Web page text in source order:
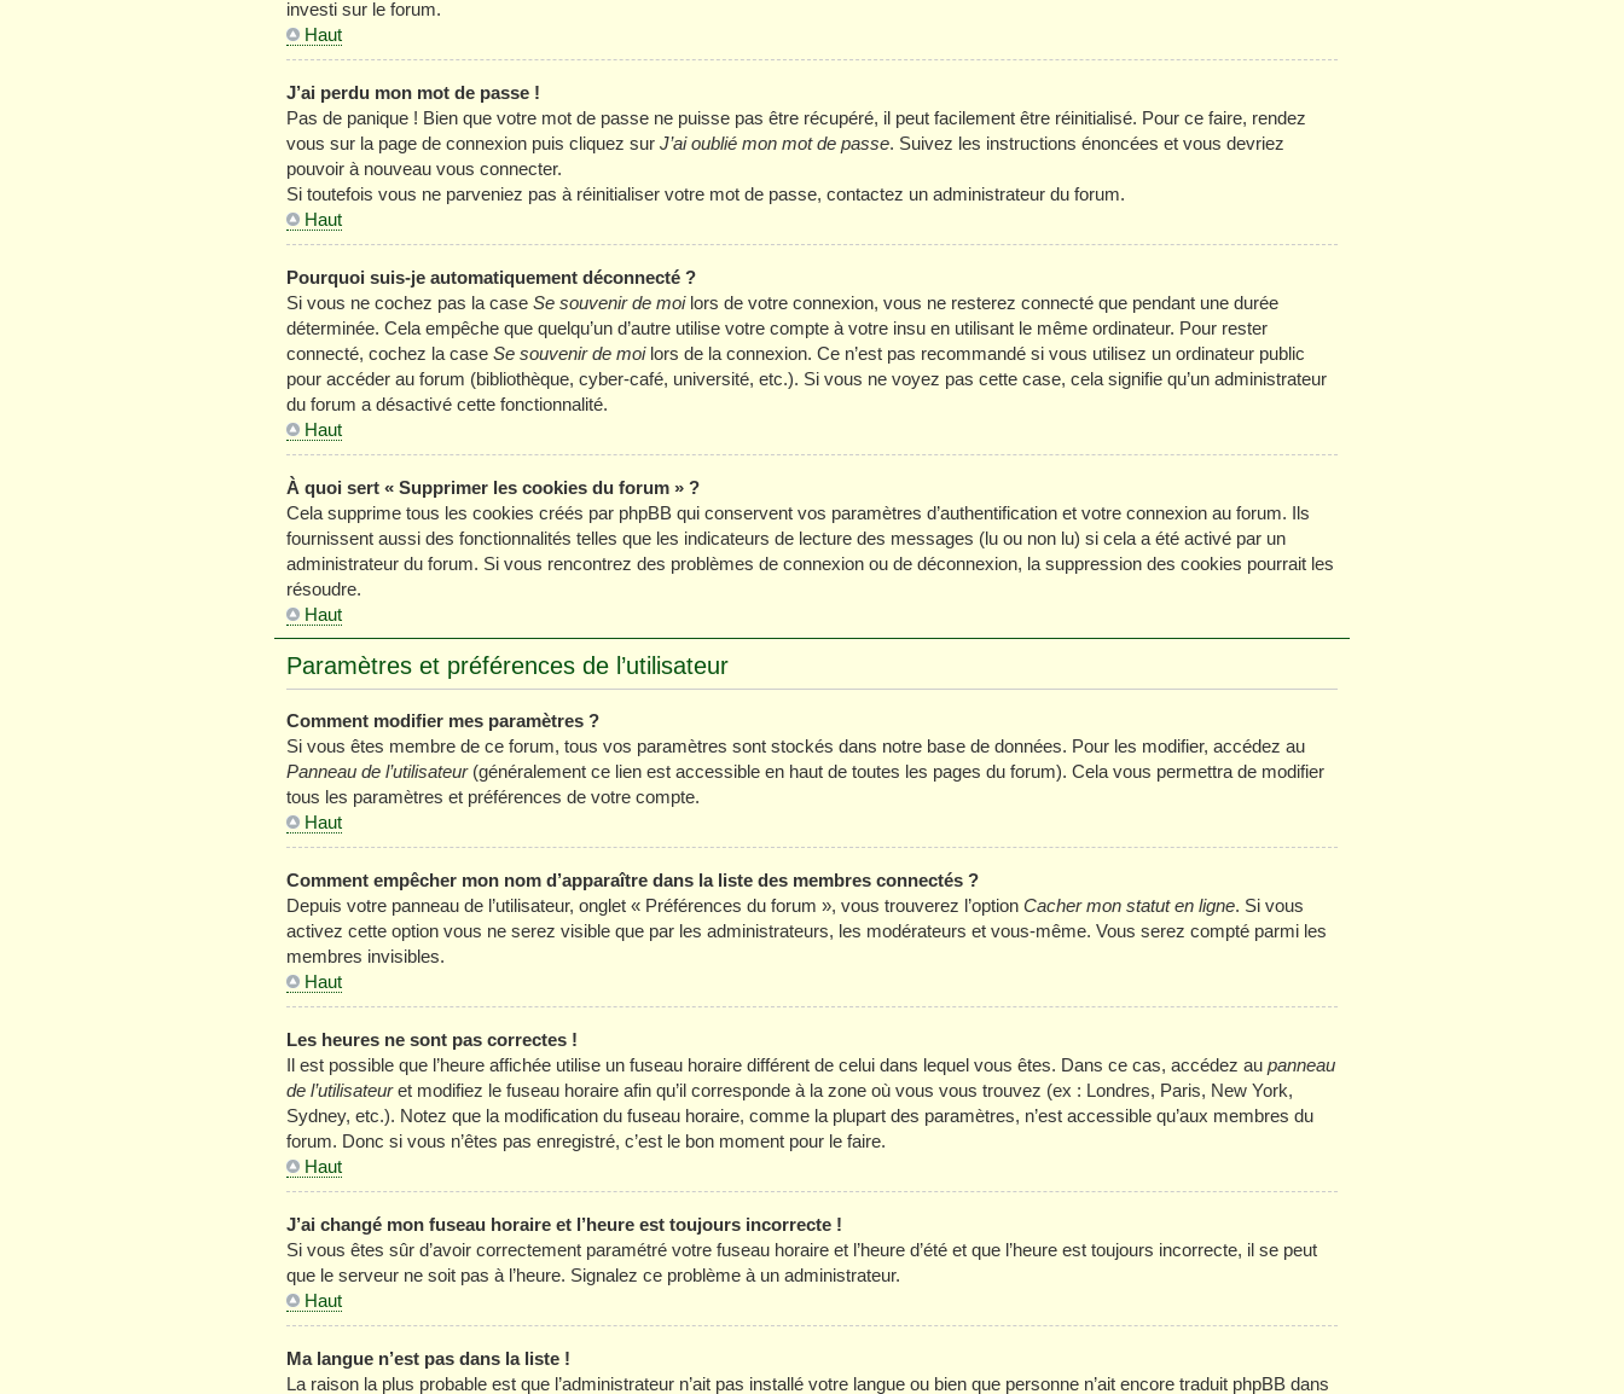
investi sur le forum.
Haut
J’ai perdu mon mot de passe !
Pas de panique ! Bien que votre mot de passe ne puisse pas être récupéré, il peut facilement être réinitialisé. Pour ce faire, rendez
vous sur la page de connexion puis cliquez sur J’ai oublié mon mot de passe. Suivez les instructions énoncées et vous devriez
pouvoir à nouveau vous connecter.
Si toutefois vous ne parveniez pas à réinitialiser votre mot de passe, contactez un administrateur du forum.
Haut
Pourquoi suis-je automatiquement déconnecté ?
Si vous ne cochez pas la case Se souvenir de moilors de votre connexion, vous ne resterez connecté que pendant une durée
déterminée. Cela empêche que quelqu’un d’autre utilise votre compte à votre insu en utilisant le même ordinateur. Pour rester
connecté, cochez la case Se souvenir de moilors de la connexion. Ce n’est pas recommandé si vous utilisez un ordinateur public
pour accéder au forum (bibliothèque, cyber-café, université, etc.). Si vous ne voyez pas cette case, cela signifie qu’un administrateur
du forum a désactivé cette fonctionnalité.
Haut
À quoi sert « Supprimer les cookies du forum » ?
Cela supprime tous les cookies créés par phpBB qui conservent vos paramètres d’authentification et votre connexion au forum. Ils
fournissent aussi des fonctionnalités telles que les indicateurs de lecture des messages (lu ou non lu) si cela a été activé par un
administrateur du forum. Si vous rencontrez des problèmes de connexion ou de déconnexion, la suppression des cookies pourrait les
résoudre.
Haut
Paramètres et préférences de l’utilisateur
Comment modifier mes paramètres ?
Si vous êtes membre de ce forum, tous vos paramètres sont stockés dans notre base de données. Pour les modifier, accédez au
Panneau de l’utilisateur(généralement ce lien est accessible en haut de toutes les pages du forum). Cela vous permettra de modifier
tous les paramètres et préférences de votre compte.
Haut
Comment empêcher mon nom d’apparaître dans la liste des membres connectés ?
Depuis votre panneau de l’utilisateur, onglet « Préférences du forum », vous trouverez l’option Cacher mon statut en ligne. Si vous
activez cette option vous ne serez visible que par les administrateurs, les modérateurs et vous-même. Vous serez compté parmi les
membres invisibles.
Haut
Les heures ne sont pas correctes !
Il est possible que l’heure affichée utilise un fuseau horaire différent de celui dans lequel vous êtes. Dans ce cas, accédez au panneau
de l’utilisateuret modifiez le fuseau horaire afin qu’il corresponde à la zone où vous vous trouvez (ex : Londres, Paris, New York,
Sydney, etc.). Notez que la modification du fuseau horaire, comme la plupart des paramètres, n’est accessible qu’aux membres du
forum. Donc si vous n’êtes pas enregistré, c’est le bon moment pour le faire.
Haut
J’ai changé mon fuseau horaire et l’heure est toujours incorrecte !
Si vous êtes sûr d’avoir correctement paramétré votre fuseau horaire et l’heure d’été et que l’heure est toujours incorrecte, il se peut
que le serveur ne soit pas à l’heure. Signalez ce problème à un administrateur.
Haut
Ma langue n’est pas dans la liste !
La raison la plus probable est que l’administrateur n’ait pas installé votre langue ou bien que personne n’ait encore traduit phpBB dans